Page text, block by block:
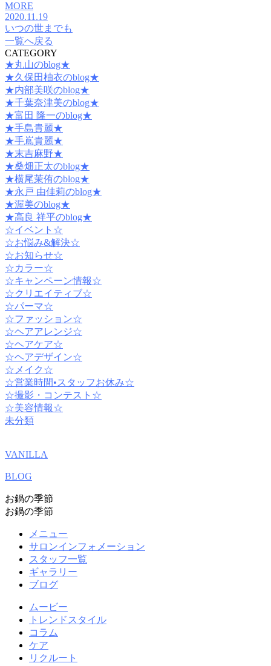
MORE
2020.11.19
いつの世までも
一覧へ戻る
CATEGORY
★丸山のblog★
★久保田柚衣のblog★
★内部美咲のblog★
★千葉奈津美のblog★
★富田 隆一のblog★
★手島貴麗★
★手嶌貴麗★
★末吉麻野★
★桑畑正太のblog★
★横尾茉侑のblog★
★永戸 由佳莉のblog★
★渥美のblog★
★高良 祥平のblog★
☆イベント☆
☆お悩み&解決☆
☆お知らせ☆
☆カラー☆
☆キャンペーン情報☆
☆クリエイティブ☆
☆パーマ☆
☆ファッション☆
☆ヘアアレンジ☆
☆ヘアケア☆
☆ヘアデザイン☆
☆メイク☆
☆営業時間•スタッフお休み☆
☆撮影・コンテスト☆
☆美容情報☆
未分類
VANILLA
BLOG
お鍋の季節
お鍋の季節
メニュー
サロンインフォメーション
スタッフ一覧
ギャラリー
ブログ
ムービー
トレンドスタイル
コラム
ケア
リクルート